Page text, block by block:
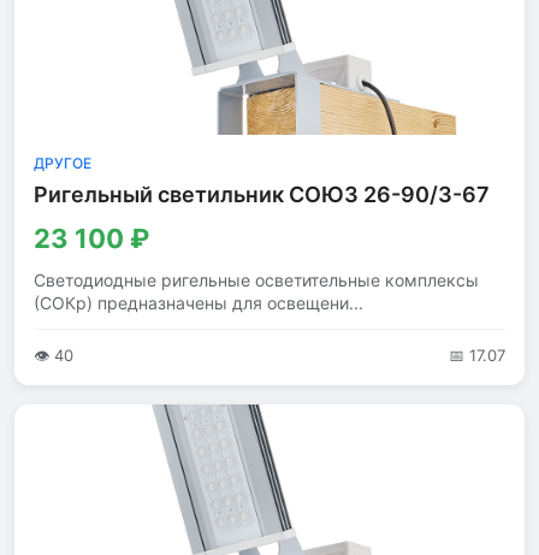
ДРУГОЕ
Ригельный светильник СОЮЗ 26-90/3-67
23 100 ₽
Светодиодные ригельные осветительные комплексы
(СОКр) предназначены для освещени...
👁 40 📅 17.07